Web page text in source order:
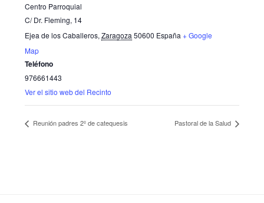
Centro Parroquial
C/ Dr. Fleming, 14
Ejea de los Caballeros, Zaragoza 50600 España + Google
Map
Teléfono
976661443
Ver el sitio web del Recinto
Reunión padres 2º de catequesis Pastoral de la Salud